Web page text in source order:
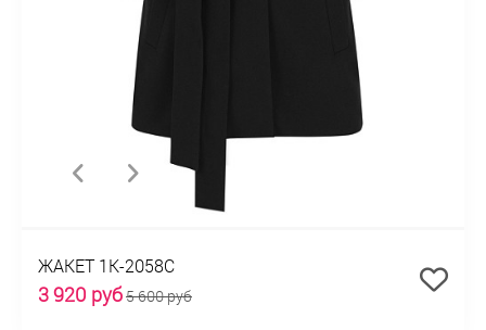
ЖАКЕТ 1К-2058С
3 920 руб5 600 руб